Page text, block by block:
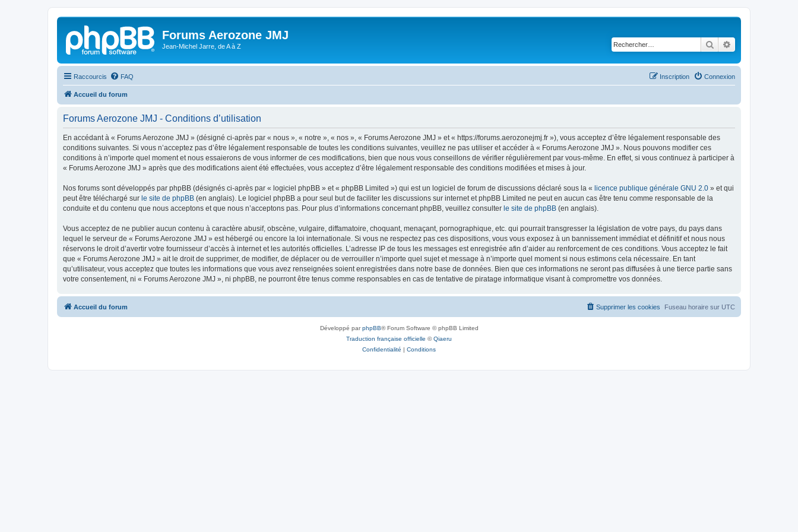
Forums Aerozone JMJ
Jean-Michel Jarre, de A à Z Rechercher
Raccourcis FAQ Connexion
Inscription
Accueil du forum
Forums Aerozone JMJ - Conditions d’utilisation
En accédant à « Forums Aerozone JMJ » (désigné ci-après par « nous », « notre », « nos », « Forums Aerozone JMJ » et « https://forums.aerozonejmj.fr »), vous acceptez d’être légalement responsable des
conditions suivantes. Si vous n’acceptez pas d’être légalement responsable de toutes les conditions suivantes, veuillez ne pas utiliser et accéder à « Forums Aerozone JMJ ». Nous pouvons modifier ces
conditions à n’importe quel moment et nous essaierons de vous informer de ces modifications, bien que nous vous conseillons de vérifier régulièrement par vous-même. En effet, si vous continuez à participer à
« Forums Aerozone JMJ » après que des modifications aient été effectuées, vous acceptez d’être légalement responsable des conditions modifiées et mises à jour.
Nos forums sont développés par phpBB (désignés ci-après par « logiciel phpBB » et « phpBB Limited ») qui est un logiciel de forum de discussions déclaré sous la « licence publique générale GNU 2.0 » et qui
peut être téléchargé sur le site de phpBB (en anglais). Le logiciel phpBB a pour seul but de faciliter les discussions sur internet et phpBB Limited ne peut en aucun cas être tenu comme responsable de la
conduite et du contenu que nous acceptons et que nous n’acceptons pas. Pour plus d’informations concernant phpBB, veuillez consulter le site de phpBB (en anglais).
Vous acceptez de ne publier aucun contenu à caractère abusif, obscène, vulgaire, diffamatoire, choquant, menaçant, pornographique, etc. qui pourrait transgresser la législation de votre pays, du pays dans
lequel le serveur de « Forums Aerozone JMJ » est hébergé ou encore la loi internationale. Si vous ne respectez pas ces dispositions, vous vous exposez à un bannissement immédiat et définitif et nous nous
réservons le droit d’avertir votre fournisseur d’accès à internet et les autorités officielles. L’adresse IP de tous les messages est enregistrée afin d’aider au renforcement de ces conditions. Vous acceptez le fait
que « Forums Aerozone JMJ » ait le droit de supprimer, de modifier, de déplacer ou de verrouiller n’importe quel sujet et message à n’importe quel moment si nous estimons cela nécessaire. En tant
qu’utilisateur, vous acceptez que toutes les informations que vous avez renseignées soient enregistrées dans notre base de données. Bien que ces informations ne seront pas diffusées à une tierce partie sans
votre consentement, ni « Forums Aerozone JMJ », ni phpBB, ne pourront être tenus comme responsables en cas de tentative de piratage informatique visant à compromettre vos données.
Accueil du forum Fuseau horaire sur UTC
Supprimer les cookies
Développé parphpBB® Forum Software © phpBB Limited
Traduction française officielle ©Qiaeru
Confidentialité | Conditions